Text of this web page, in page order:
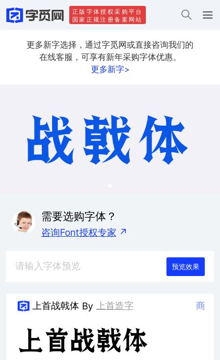
正版字体授权采购平台
国家正规注册备案网站
更多新字选择，通过字觅网或直接咨询我们的
在线客服，可享有新年采购字体优惠。
更多新字>
需要选购字体？
咨询Font授权专家 ↗
预览效果
上首战戟体 By 上首造字 商